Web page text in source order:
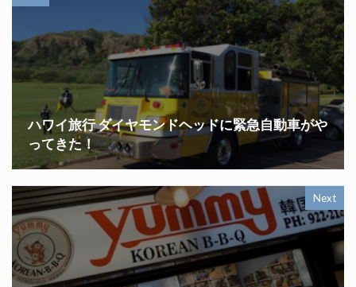
ハワイ旅行 ダイヤモンドヘッドに緊急自動車がや
ってきた！
Next